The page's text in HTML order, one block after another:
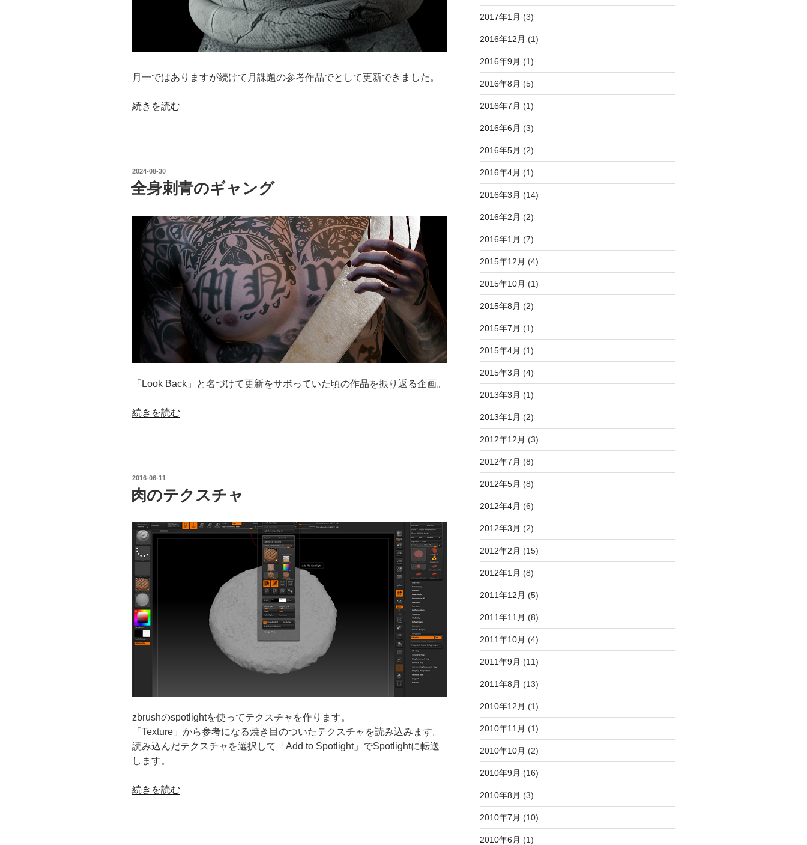
月一ではありますが続けて月課題の参考作品でとして更新できました。
“メ
の
憂
続きを読む
投
稿
日:
2024-08-30
全身刺青のギャング
「Look Back」と名づけて更新をサボっていた頃の作品を振り返る企画。
“全
ャ
グ”
の
続きを読む
投
稿
日:
2016-06-11
肉のテクスチャ
zbrushのspotlightを使ってテクスチャを作ります。
「Texture」から参考になる焼き目のついたテクスチャを読み込みます。
読み込んだテクスチャを選択して「Add to Spotlight」でSpotlightに転送
します。
“肉
続きを読む
2017年1月 (3)
2016年12月 (1)
2016年9月 (1)
2016年8月 (5)
2016年7月 (1)
2016年6月 (3)
2016年5月 (2)
2016年4月 (1)
2016年3月 (14)
2016年2月 (2)
2016年1月 (7)
2015年12月 (4)
2015年10月 (1)
2015年8月 (2)
2015年7月 (1)
2015年4月 (1)
2015年3月 (4)
2013年3月 (1)
2013年1月 (2)
2012年12月 (3)
2012年7月 (8)
2012年5月 (8)
2012年4月 (6)
2012年3月 (2)
2012年2月 (15)
2012年1月 (8)
2011年12月 (5)
2011年11月 (8)
2011年10月 (4)
2011年9月 (11)
2011年8月 (13)
2010年12月 (1)
2010年11月 (1)
2010年10月 (2)
2010年9月 (16)
2010年8月 (3)
2010年7月 (10)
2010年6月 (1)